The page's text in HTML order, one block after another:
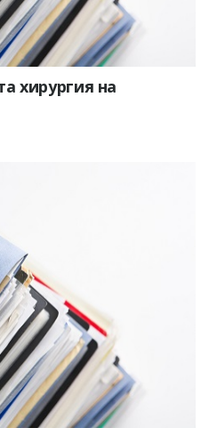
хирургия на